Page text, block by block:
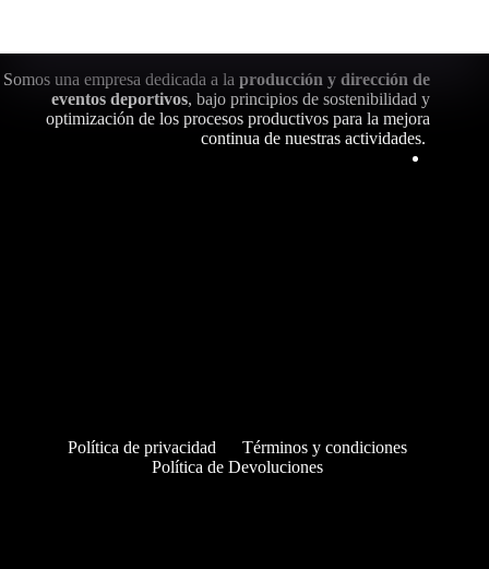
Somos una empresa dedicada a laproducción y dirección de
eventos deportivos, bajo principios de sostenibilidad y
optimización de los procesos productivos para la mejora
continua de nuestras actividades.
Política de privacidad
Términos y condiciones
Política de Devoluciones